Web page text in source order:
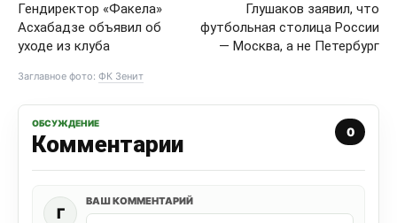
Гендиректор «Факела»
Асхабадзе объявил об
уходе из клуба
Глушаков заявил, что
футбольная столица России
— Москва, а не Петербург
Заглавное фото: ФК Зенит
ОБСУЖДЕНИЕ
Комментарии 0
Г
ВАШ КОММЕНТАРИЙ